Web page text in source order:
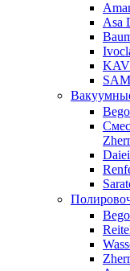
Asa
SAM
Bego
Daiei
Bego